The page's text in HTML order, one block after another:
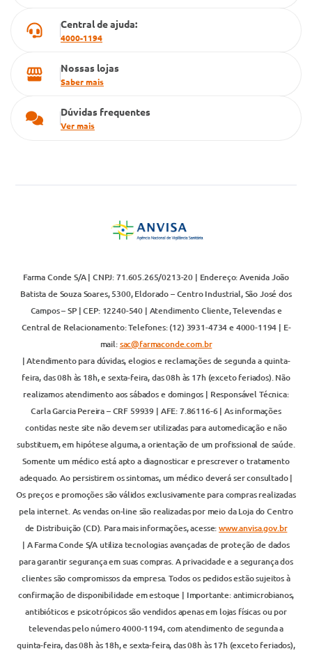
Central de ajuda:
4000-1194
Nossas lojas
Saber mais
Dúvidas frequentes
Ver mais
Farma Conde S/A | CNPJ: 71.605.265/0213-20 | Endereço: Avenida João
Batista de Souza Soares, 5300, Eldorado – Centro Industrial, São José dos
Campos – SP | CEP: 12240-540 | Atendimento Cliente, Televendas e
Central de Relacionamento: Telefones: (12) 3931-4734 e 4000-1194 | E-
mail:sac@farmaconde.com.br
| Atendimento para dúvidas, elogios e reclamações de segunda a quinta-
feira, das 08h às 18h, e sexta-feira, das 08h às 17h (exceto feriados). Não
realizamos atendimento aos sábados e domingos | Responsável Técnica:
Carla Garcia Pereira – CRF 59939 | AFE: 7.86116-6 | As informações
contidas neste site não devem ser utilizadas para automedicação e não
substituem, em hipótese alguma, a orientação de um profissional de saúde.
Somente um médico está apto a diagnosticar e prescrever o tratamento
adequado. Ao persistirem os sintomas, um médico deverá ser consultado |
Os preços e promoções são válidos exclusivamente para compras realizadas
pela internet. As vendas on-line são realizadas por meio da Loja do Centro
de Distribuição (CD). Para mais informações, acesse:www.anvisa.gov.br
| A Farma Conde S/A utiliza tecnologias avançadas de proteção de dados
para garantir segurança em suas compras. A privacidade e a segurança dos
clientes são compromissos da empresa. Todos os pedidos estão sujeitos à
confirmação de disponibilidade em estoque | Importante: antimicrobianos,
antibióticos e psicotrópicos são vendidos apenas em lojas físicas ou por
televendas pelo número 4000-1194, com atendimento de segunda a
quinta-feira, das 08h às 18h, e sexta-feira, das 08h às 17h (exceto feriados),